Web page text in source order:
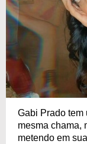
Gabi Prado tem
mesma chama,
metendo em